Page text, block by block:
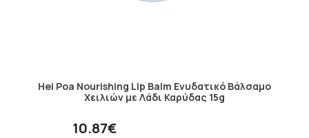
Hei Poa Nourishing Lip Balm Ενυδατικό Βάλσαμο
Χειλιών με Λάδι Καρύδας 15g
10.87€